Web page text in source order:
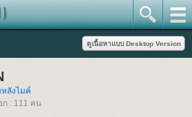
ลังไมค์
: 111 คน